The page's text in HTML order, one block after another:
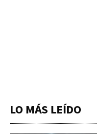
LO MÁS LEÍDO